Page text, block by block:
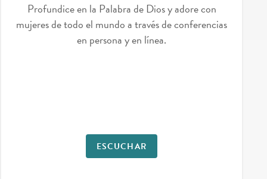
Profundice en la Palabra de Dios y adore con
mujeres de todo el mundo a través de conferencias
en persona y en línea.
ESCUCHAR